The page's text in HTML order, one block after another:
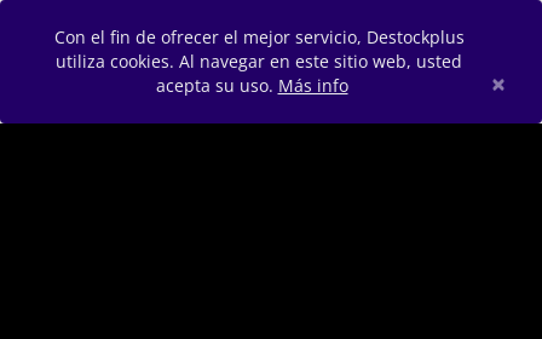
Con el fin de ofrecer el mejor servicio, Destockplus
utiliza cookies. Al navegar en este sitio web, usted
acepta su uso. Más info ×